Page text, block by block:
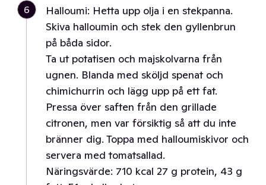
6
Halloumi: Hetta upp olja i en stekpanna.
Skiva halloumin och stek den gyllenbrun
på båda sidor.
Ta ut potatisen och majskolvarna från
ugnen. Blanda med sköljd spenat och
chimichurrin och lägg upp på ett fat.
Pressa över saften från den grillade
citronen, men var försiktig så att du inte
bränner dig. Toppa med halloumiskivor och
servera med tomatsallad.
Näringsvärde: 710 kcal 27 g protein, 43 g